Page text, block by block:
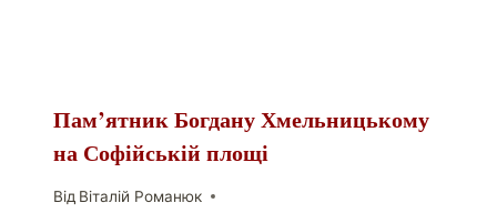
Пам’ятник Богдану Хмельницькому
на Софійській площі
Від Віталій Романюк